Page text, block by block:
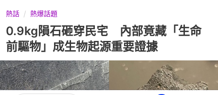
熱話 熱爆話題
0.9kg隕石砸穿民宅 內部竟藏「生命
前驅物」成生物起源重要證據